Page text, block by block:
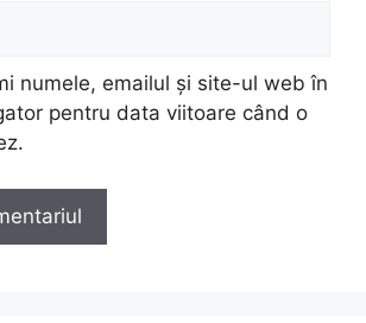
numele, emailul și site-ul web în
pentru data viitoare când o